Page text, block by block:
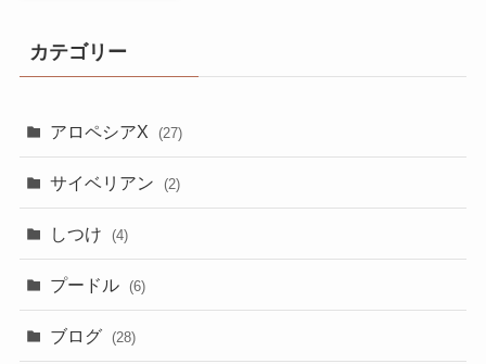
カテゴリー
アロペシアX (27)
サイベリアン (2)
しつけ (4)
プードル (6)
ブログ (28)